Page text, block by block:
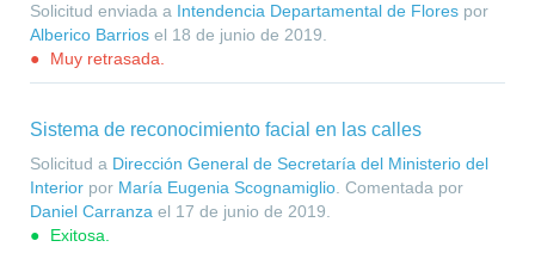
Solicitud enviada a Intendencia Departamental de Flores por
Alberico Barrios el 18 de junio de 2019
Muy retrasada.
Sistema de reconocimiento facial en las calles
Solicitud a Dirección General de Secretaría del Ministerio del
Interior por María Eugenia Scognamiglio . Comentada por
Daniel Carranza el 17 de junio de 2019
Exitosa.